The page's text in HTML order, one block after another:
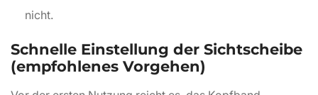
nicht.
Schnelle Einstellung der Sichtscheibe
(empfohlenes Vorgehen)